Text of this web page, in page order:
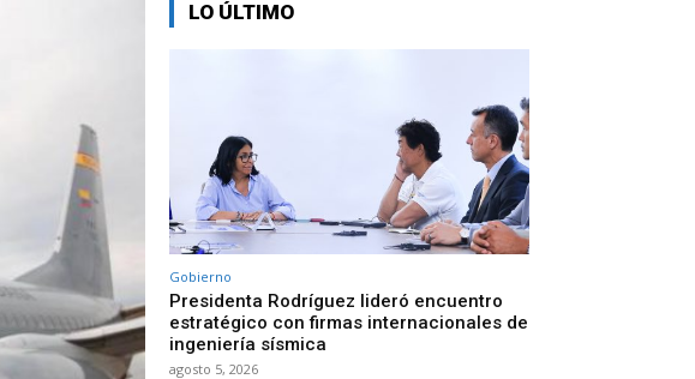
LO ÚLTIMO
Gobierno
Presidenta Rodríguez lideró encuentro
estratégico con firmas internacionales de
ingeniería sísmica
agosto 5, 2026